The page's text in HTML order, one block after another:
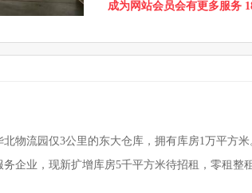
成为网站会员会有更多服务
物流园仅3公里的东大仓库，拥有库房1万平方
企业，现新扩增库房5千平方米待招租，零租整